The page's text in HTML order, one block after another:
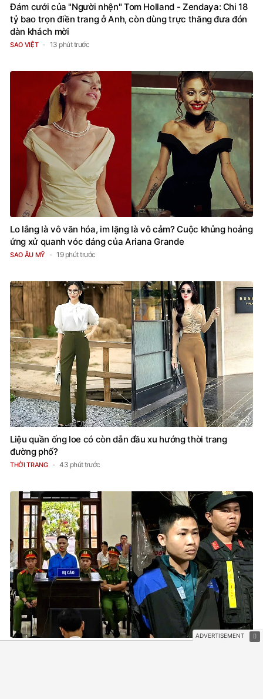
Đám cưới của "Người nhện" Tom Holland - Zendaya: Chi 18
tỷ bao trọn điền trang ở Anh, còn dùng trực thăng đưa đón
dàn khách mời
SAO VIỆT 13 phút trước
Lo lắng là vô văn hóa, im lặng là vô cảm? Cuộc khủng hoảng
ứng xử quanh vóc dáng của Ariana Grande
SAO ÂU MỸ 19 phút trước
Liệu quần ống loe có còn dẫn đầu xu hướng thời trang
đường phố?
THỜI TRANG 43 phút trước